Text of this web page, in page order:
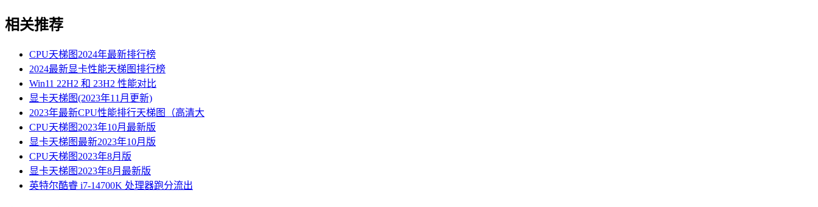
相关推荐
CPU天梯图2024年最新排行榜
2024最新显卡性能天梯图排行榜
Win11 22H2 和 23H2 性能对比
显卡天梯图(2023年11月更新)
2023年最新CPU性能排行天梯图（高清大
CPU天梯图2023年10月最新版
显卡天梯图最新2023年10月版
CPU天梯图2023年8月版
显卡天梯图2023年8月最新版
英特尔酷睿 i7-14700K 处理器跑分流出